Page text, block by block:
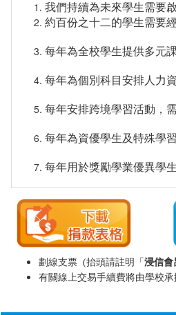
我們持續為未來學生需要
約百份之十二的學生需要
每年為全校學生提供多元
每年為個別科目安排人力
每年安排跨境學習活動，
每年為資優學生及特殊學
每年用於獎勵學業優異學
劃線支票 (抬頭請註明「 浸信會
有關線上交易手續費將由學校承